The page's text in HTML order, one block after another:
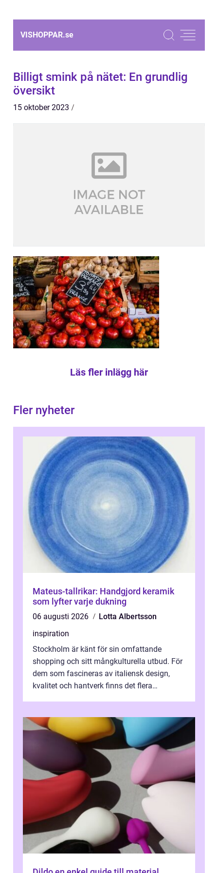
VISHOPPAR.se
Billigt smink på nätet: En grundlig
översikt
15 oktober 2023
Läs fler inlägg här
Fler nyheter
Mateus-tallrikar: Handgjord keramik
som lyfter varje dukning
06 augusti 2026
Lotta Albertsson
inspiration
Stockholm är känt för sin omfattande
shopping och sitt mångkulturella utbud. För
dem som fascineras av italiensk design,
kvalitet och hantverk finns det flera